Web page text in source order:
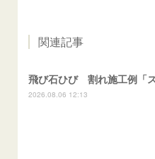
関連記事
2026.08.06 12:13